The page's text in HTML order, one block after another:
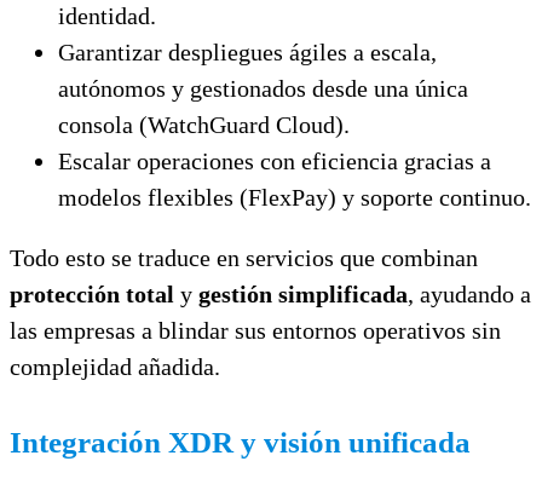
identidad.
Garantizar despliegues ágiles a escala,
autónomos y gestionados desde una única
consola (WatchGuard Cloud).
Escalar operaciones con eficiencia gracias a
modelos flexibles (FlexPay) y soporte continuo.
Todo esto se traduce en servicios que combinan
protección total y gestión simplificada, ayudando a
las empresas a blindar sus entornos operativos sin
complejidad añadida.
Integración XDR y visión unificada